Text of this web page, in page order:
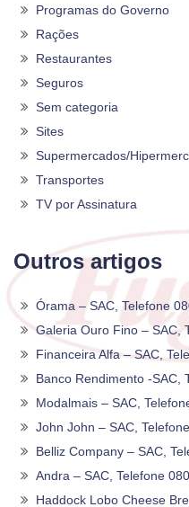
Programas do Governo
Rações
Restaurantes
Seguros
Sem categoria
Sites
Supermercados/
Transportes
TV por Assinatura
Outros artigos
Órama – SAC, Telefone
Galeria Ouro Fino – SAC,
Financeira Alfa – SAC,
Banco Rendimento -SAC,
Modalmais – SAC,
John John – SAC,
Belliz Company – SAC,
Andra – SAC, Telefone
Haddock Lobo Cheese